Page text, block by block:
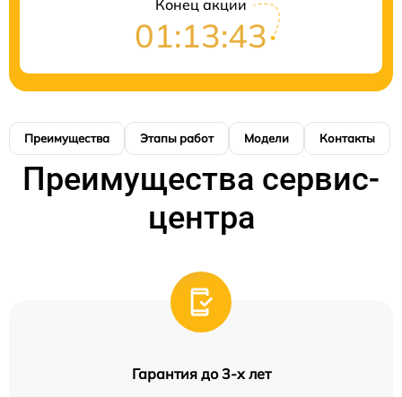
Конец акции
01:13:42
Преимущества Этапы работ Модели Контакты
Преимущества сервис-
центра
Гарантия до 3-х лет